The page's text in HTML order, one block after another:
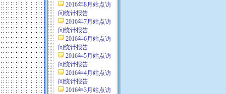
2016年8月站点访
问统计报告
2016年7月站点访
问统计报告
2016年6月站点访
问统计报告
2016年5月站点访
问统计报告
2016年4月站点访
问统计报告
2016年3月站点访